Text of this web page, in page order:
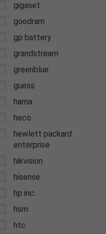
gigaset
goodram
gp battery
grandstream
greenblue
guess
hama
heco
hewlett packard
enterprise
hikvision
hisense
hp inc.
hsm
htc